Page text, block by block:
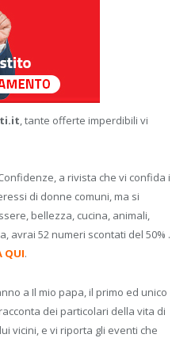
, tante offerte imperdibili vi
a rivista che vi confida i
di donne comuni, ma si
bellezza, cucina, animali,
avrai 52 numeri scontati del 50% .
QUI.
a Il mio papa, il primo ed unico
dei particolari della vita di
vicini, e vi riporta gli eventi che